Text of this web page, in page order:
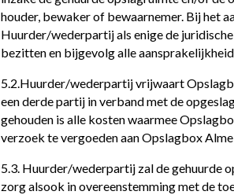
houder, bewaker of bewaarnemer. Bij het
Huurder/wederpartij als enige de
bezitten en bijgevolg alle
5.2.Huurder/wederpartij vrijwaart
een derde partij in verband met de
gehouden is alle kosten waarmee
verzoek te vergoeden aan Opslagbox
5.3. Huurder/wederpartij zal de gehuurde
zorg alsook in overeenstemming met de